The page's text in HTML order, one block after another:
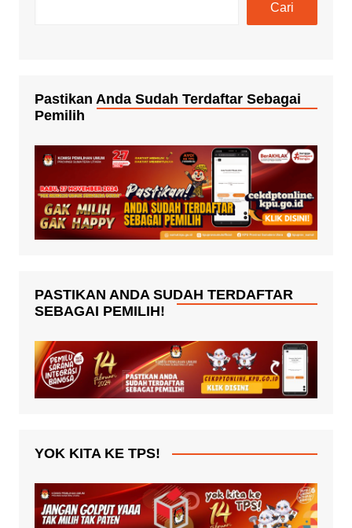
Cari
Pastikan Anda Sudah Terdaftar Sebagai
Pemilih
PASTIKAN ANDA SUDAH TERDAFTAR
SEBAGAI PEMILIH!
YOK KITA KE TPS!